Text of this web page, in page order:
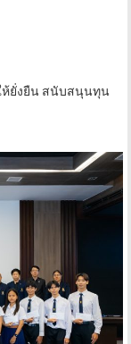
ห้ยั่งยืน สนับสนุนทุน